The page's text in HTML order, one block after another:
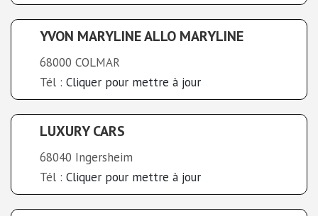
YVON MARYLINE ALLO MARYLINE
68000 COLMAR
Tél : Cliquer pour mettre à jour
LUXURY CARS
68040 Ingersheim
Tél : Cliquer pour mettre à jour